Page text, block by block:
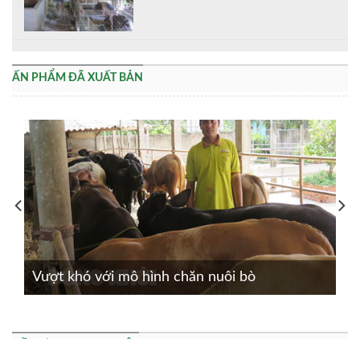
ẤN PHẨM ĐÃ XUẤT BẢN
Vượt khó với mô hình chăn nuôi bò